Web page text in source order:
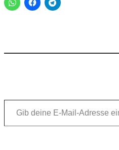
Gib deine E-Mail-Adresse ein …